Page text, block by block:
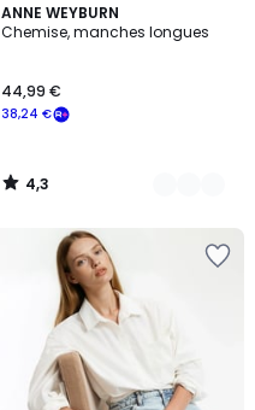
ANNE WEYBURN
Chemise, manches longues
38,24 €
44,99 €
4,3
/ 5
2
Couleurs
4,3
/